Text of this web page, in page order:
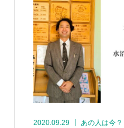
2020.09.29 あの人は今？